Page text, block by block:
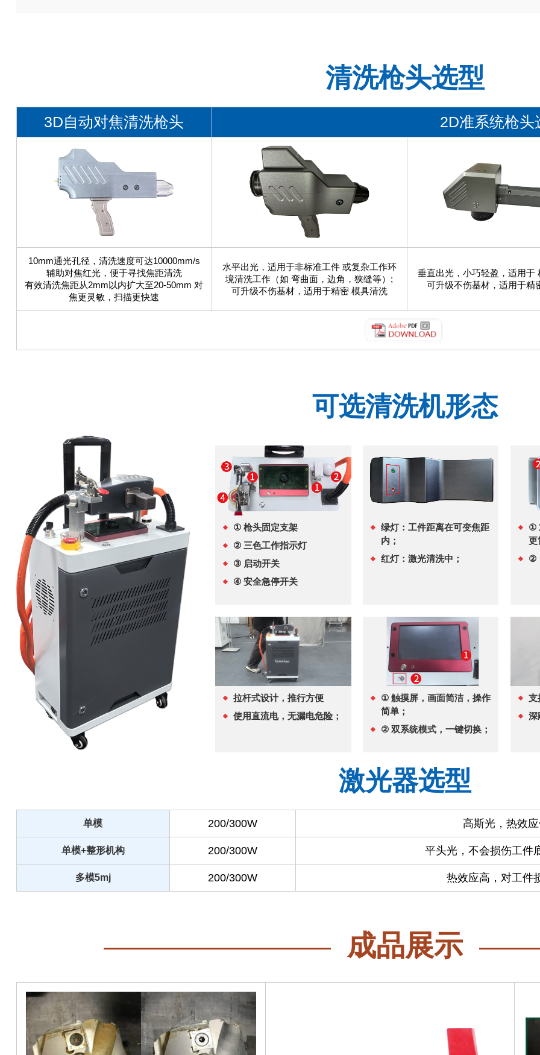
清洗枪头选型
3D自动对焦清洗枪头 2D准系统枪头
10mm通光孔径，清洗速度可达10000mm/s
辅助对焦红光，便于寻找焦距清洗
有效清洗焦距从2mm以内扩大至20-50mm 对
焦更灵敏，扫描更快速
水平出光，适用于非标准工件 或复杂工作环
境清洗工作（如 弯曲面，边角，狭缝等）;
可升级不伤基材，适用于精密 模具清洗
垂直出光，小巧轻盈，适用于
可升级不伤基材，适用于精
可选清洗机形态
① 枪头固定支架
② 三色工作指示灯
③ 启动开关
④ 安全急停开关
绿灯：工件距离在可变焦距
内；
红灯：激光清洗中；
①
更
②
拉杆式设计，推行方便
使用直流电，无漏电危险；
① 触摸屏，画面简洁，操作
简单；
② 双系统模式，一键切换；
支
深
激光器选型
单模 200/300W 高斯光，热效
单模+整形机构 200/300W 平头光，不会损伤工件
多模5mj 200/300W 热效应高，对工件
成品展示